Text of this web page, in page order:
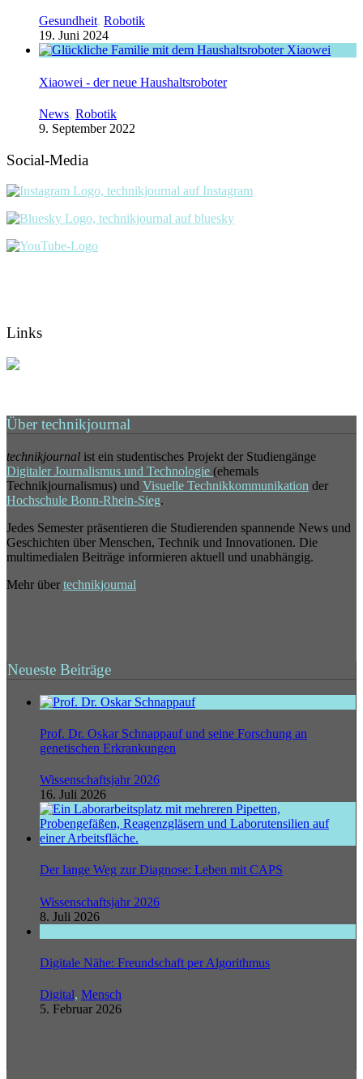
Gesundheit, Robotik
19. Juni 2024
Xiaowei - der neue Haushaltsroboter
News, Robotik
9. September 2022
Social-Media
Links
Über technikjournal
technikjournal ist ein studentisches Projekt der Studiengänge
Digitaler Journalismus und Technologie (ehemals
Technikjournalismus) und Visuelle Technikkommunikation der
Hochschule Bonn-Rhein-Sieg.
Jedes Semester präsentieren die Studierenden spannende News und
Geschichten über Menschen, Technik und Innovationen. Die
multimedialen Beiträge informieren aktuell und unabhängig.
Mehr über technikjournal
Neueste Beiträge
Prof. Dr. Oskar Schnappauf und seine Forschung an
genetischen Erkrankungen
Wissenschaftsjahr 2026
16. Juli 2026
Der lange Weg zur Diagnose: Leben mit CAPS
Wissenschaftsjahr 2026
8. Juli 2026
Digitale Nähe: Freundschaft per Algorithmus
Digital, Mensch
5. Februar 2026